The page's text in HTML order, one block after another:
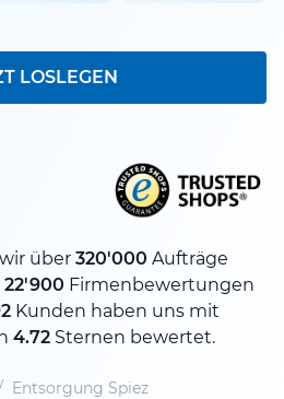
LOSLEGEN
über 320'000 Aufträge
22'900 Firmenbewertungen
Kunden haben uns mit
4.72 Sternen bewertet.
Entsorgung Spiez